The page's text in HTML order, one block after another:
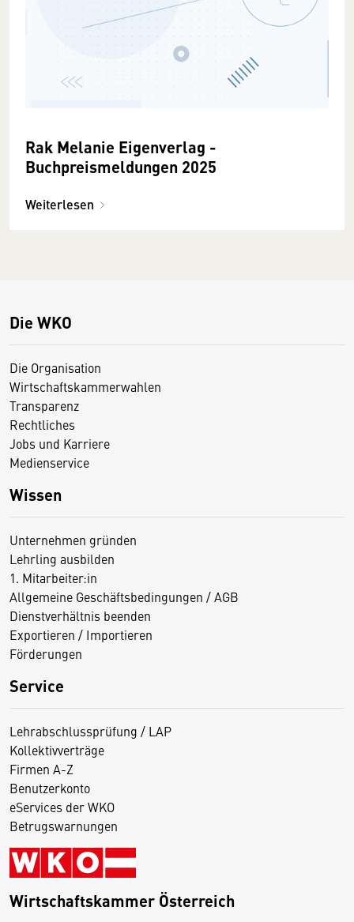
Rak Melanie Eigenverlag -
Buchpreismeldungen 2025
Weiterlesen
Die WKO
Die Organisation
Wirtschaftskammerwahlen
Transparenz
Rechtliches
Jobs und Karriere
Medienservice
Wissen
Unternehmen gründen
Lehrling ausbilden
1. Mitarbeiter:in
Allgemeine Geschäftsbedingungen / AGB
Dienstverhältnis beenden
Exportieren / Importieren
Förderungen
Service
Lehrabschlussprüfung / LAP
Kollektivverträge
Firmen A-Z
Benutzerkonto
eServices der WKO
Betrugswarnungen
Wirtschaftskammer Österreich